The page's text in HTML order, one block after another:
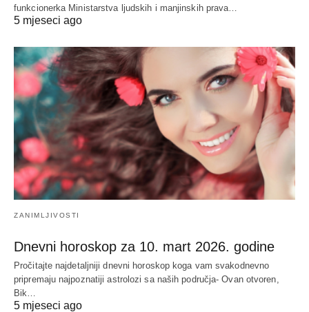
funkcionerka Ministarstva ljudskih i manjinskih prava…
5 mjeseci ago
ZANIMLJIVOSTI
Dnevni horoskop za 10. mart 2026. godine
Pročitajte najdetaljniji dnevni horoskop koga vam svakodnevno
pripremaju najpoznatiji astrolozi sa naših područja- Ovan otvoren,
Bik…
5 mjeseci ago